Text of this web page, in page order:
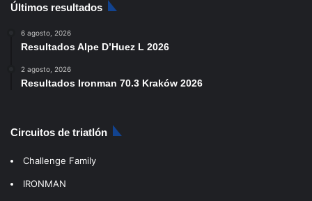
Últimos resultados
6 agosto, 2026
Resultados Alpe D’Huez L 2026
2 agosto, 2026
Resultados Ironman 70.3 Kraków 2026
Circuitos de triatlón
Challenge Family
IRONMAN